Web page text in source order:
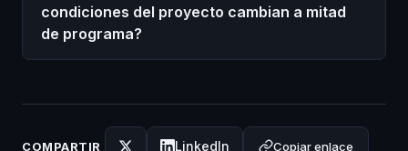
condiciones del proyecto cambian a mitad
de programa?
COMPARTIR LinkedIn Copiar enlace